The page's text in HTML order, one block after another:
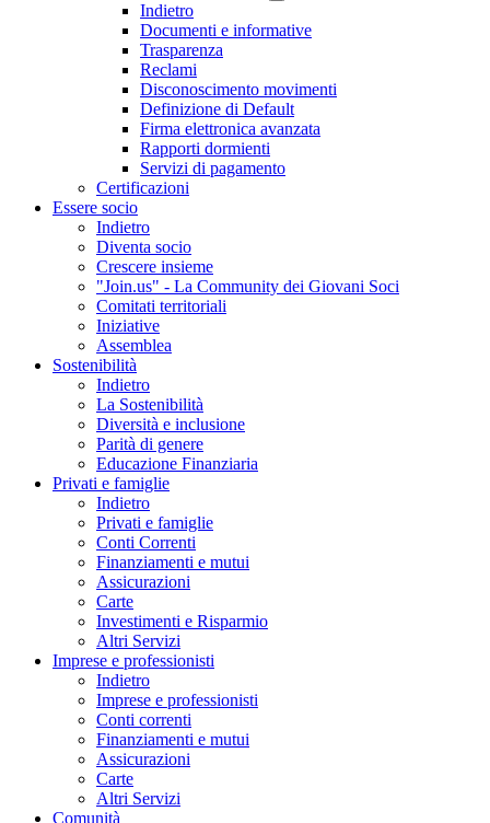
Indietro
Documenti e informative
Trasparenza
Reclami
Disconoscimento movimenti
Definizione di Default
Firma elettronica avanzata
Rapporti dormienti
Servizi di pagamento
Certificazioni
Essere socio
Indietro
Diventa socio
Crescere insieme
"Join.us" - La Community dei Giovani Soci
Comitati territoriali
Iniziative
Assemblea
Sostenibilità
Indietro
La Sostenibilità
Diversità e inclusione
Parità di genere
Educazione Finanziaria
Privati e famiglie
Indietro
Privati e famiglie
Conti Correnti
Finanziamenti e mutui
Assicurazioni
Carte
Investimenti e Risparmio
Altri Servizi
Imprese e professionisti
Indietro
Imprese e professionisti
Conti correnti
Finanziamenti e mutui
Assicurazioni
Carte
Altri Servizi
Comunità